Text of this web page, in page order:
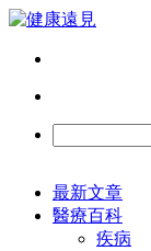
最新文章
醫療百科
疾病